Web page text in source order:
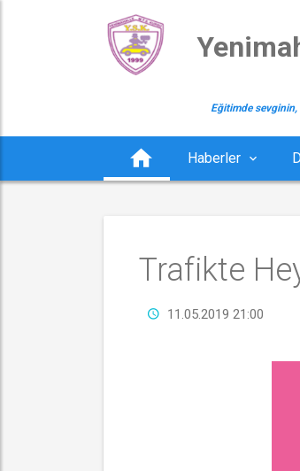
Eğitimde sevginin,
Haberler
Trafikte
11.05.2019 21:00